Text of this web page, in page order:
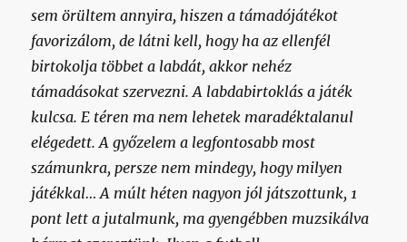
sem örültem annyira, hiszen a támadójátékot
favorizálom, de látni kell, hogy ha az ellenfél
birtokolja többet a labdát, akkor nehéz
támadásokat szervezni. A labdabirtoklás a játék
kulcsa. E téren ma nem lehetek maradéktalanul
elégedett. A győzelem a legfontosabb most
számunkra, persze nem mindegy, hogy milyen
játékkal… A múlt héten nagyon jól játszottunk, 1
pont lett a jutalmunk, ma gyengébben muzsikálva